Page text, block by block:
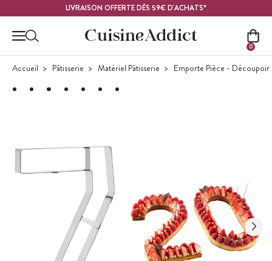
LIVRAISON OFFERTE DÈS 59€ D'ACHATS*
0
Accueil Pâtisserie Matériel Pâtisserie Emporte Pièce - Découpoir